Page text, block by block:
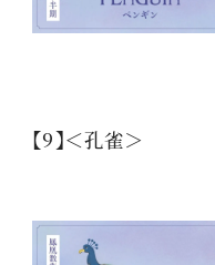
【9】＜孔雀＞